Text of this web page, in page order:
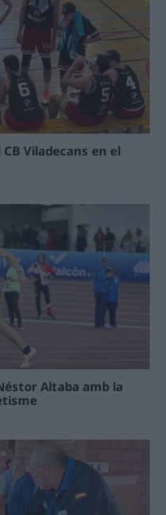
Viladecans en el
Altaba amb la